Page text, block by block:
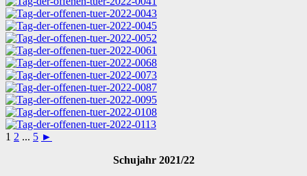
1 2 ... 5 ►
Schujahr 2021/22